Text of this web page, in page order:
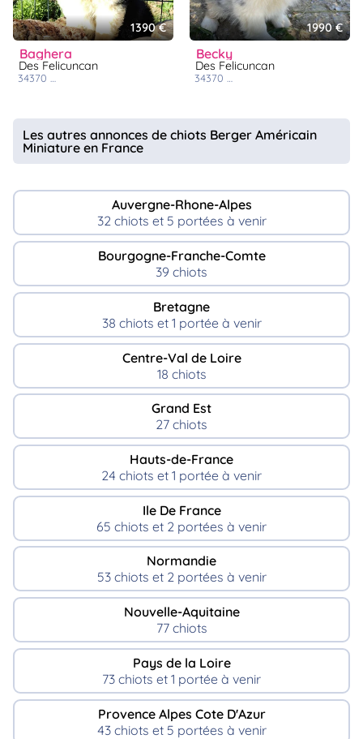
1390 €
baghera
Des Felicuncan
34370
1990 €
becky
Des Felicuncan
34370
Les autres annonces de chiots Berger Américain
Miniature en France
Auvergne-Rhone-Alpes
32 chiots et 5 portées à venir
Bourgogne-Franche-Comte
39 chiots
Bretagne
38 chiots et 1 portée à venir
Centre-Val de Loire
18 chiots
Grand Est
27 chiots
Hauts-de-France
24 chiots et 1 portée à venir
Ile De France
65 chiots et 2 portées à venir
Normandie
53 chiots et 2 portées à venir
Nouvelle-Aquitaine
77 chiots
Pays de la Loire
73 chiots et 1 portée à venir
Provence Alpes Cote D'Azur
43 chiots et 5 portées à venir